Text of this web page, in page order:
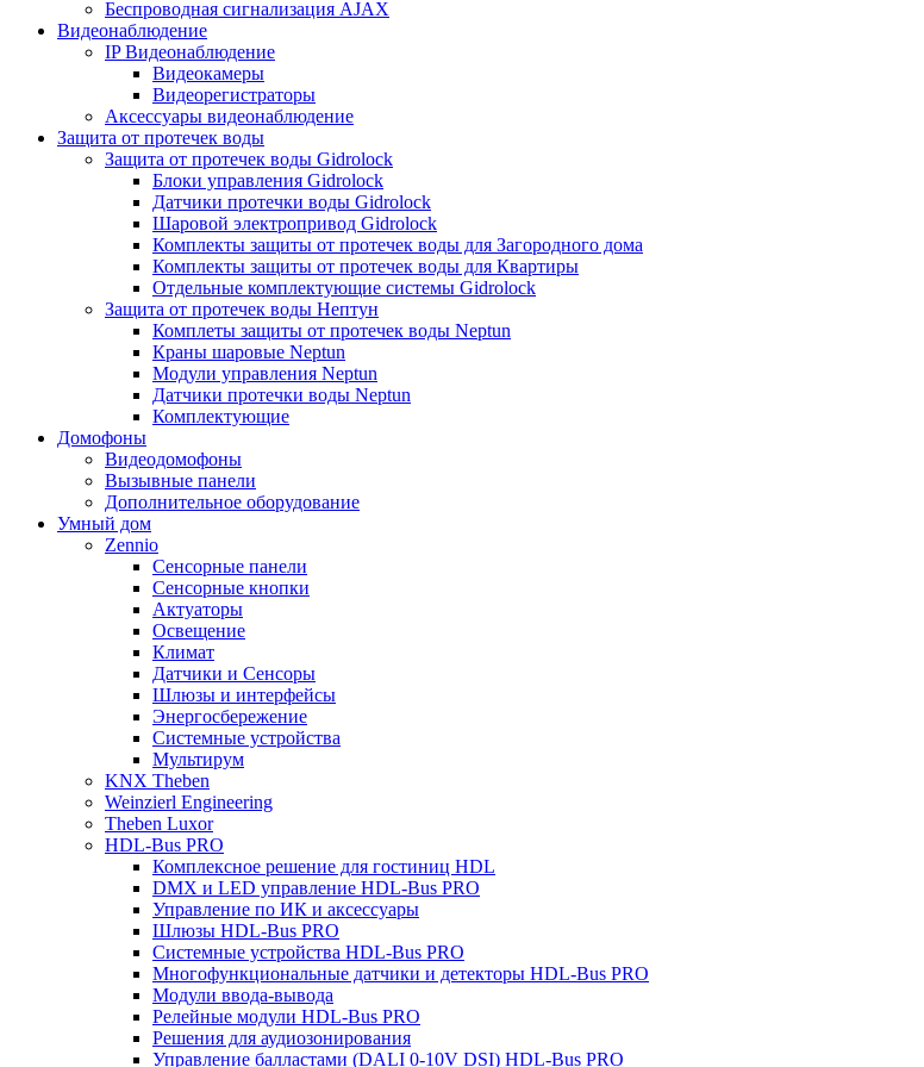
Беспроводная сигнализация AJAX
Видеонаблюдение
IP Видеонаблюдение
Видеокамеры
Видеорегистраторы
Аксессуары видеонаблюдение
Защита от протечек воды
Защита от протечек воды Gidrolock
Блоки управления Gidrolock
Датчики протечки воды Gidrolock
Шаровой электропривод Gidrolock
Комплекты защиты от протечек воды для Загородного дома
Комплекты защиты от протечек воды для Квартиры
Отдельные комплектующие системы Gidrolock
Защита от протечек воды Нептун
Комплеты защиты от протечек воды Neptun
Краны шаровые Neptun
Модули управления Neptun
Датчики протечки воды Neptun
Комплектующие
Домофоны
Видеодомофоны
Вызывные панели
Дополнительное оборудование
Умный дом
Zennio
Сенсорные панели
Сенсорные кнопки
Актуаторы
Освещение
Климат
Датчики и Сенсоры
Шлюзы и интерфейсы
Энергосбережение
Системные устройства
Мультирум
KNX Theben
Weinzierl Engineering
Theben Luxor
HDL-Bus PRO
Комплексное решение для гостиниц HDL
DMX и LED управление HDL-Bus PRO
Управление по ИК и аксессуары
Шлюзы HDL-Bus PRO
Системные устройства HDL-Bus PRO
Многофункциональные датчики и детекторы HDL-Bus PRO
Модули ввода-вывода
Релейные модули HDL-Bus PRO
Решения для аудиозонирования
Управление балластами (DALI 0-10V DSI) HDL-Bus PRO